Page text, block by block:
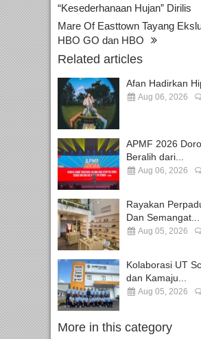
“Kesederhanaan Hujan” Dirilis
Mare Of Easttown Tayang
HBO GO dan HBO
Related articles
Afan Hadirkan
Aug 06, 2026
APMF 2026
Beralih dari...
Aug 06, 2026
Rayakan
Dan Semangat...
Aug 05, 2026
Kolaborasi UT
dan Kamaju...
Aug 05, 2026
More in this category